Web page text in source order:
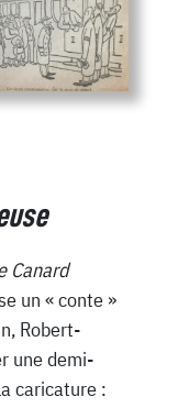
Canard
un « conte »
Robert-
une demi-
caricature :